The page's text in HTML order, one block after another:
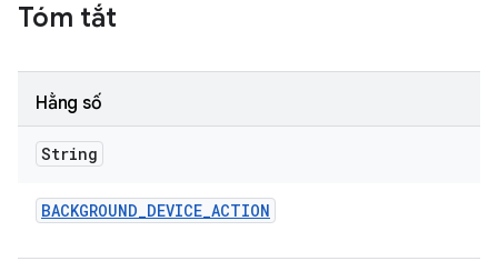
Tóm tắt
Hằng số
String
BACKGROUND_DEVICE_ACTION